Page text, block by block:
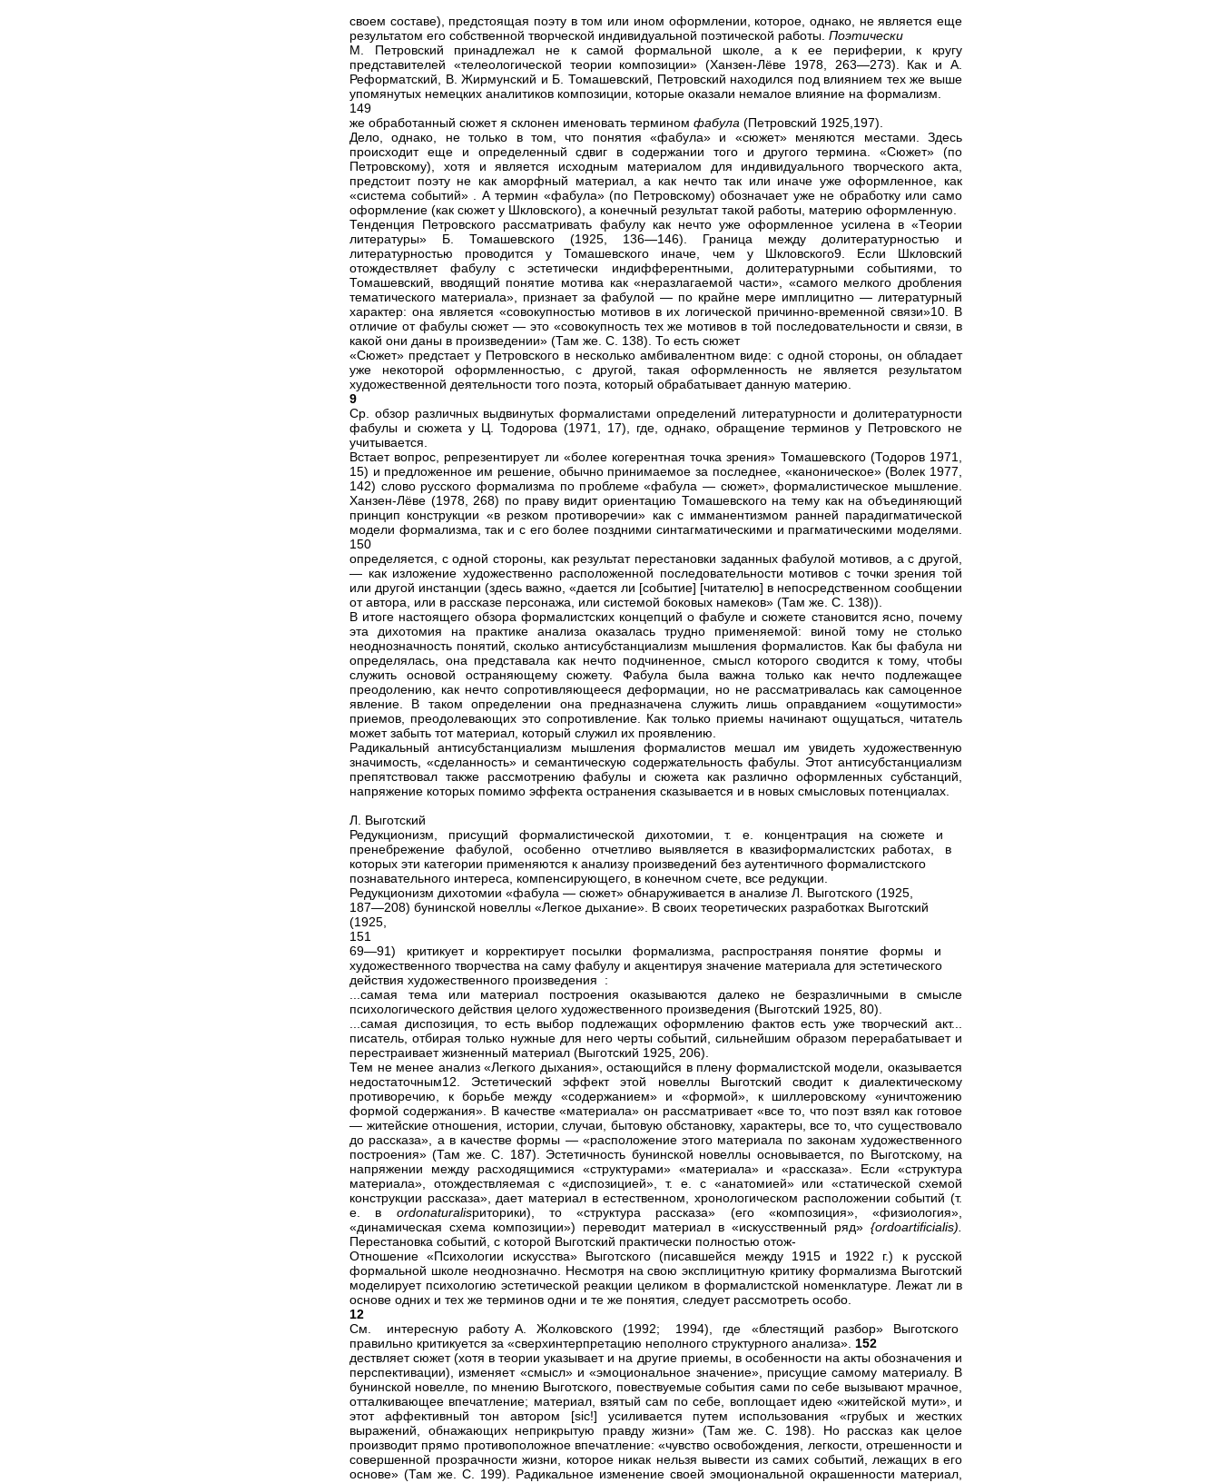
своем составе), предстоящая поэту в том или ином оформлении, которое, однако, не является еще
результатом его собственной творческой индивидуальной поэтической работы. Поэтически
М. Петровский принадлежал не к самой формальной школе, а к ее периферии, к кругу
представителей «телеологической теории композиции» (Ханзен-Лёве 1978, 263—273). Как и А.
Реформатский, В. Жирмунский и Б. Томашевский, Петровский находился под влиянием тех же выше
упомянутых немецких аналитиков композиции, которые оказали немалое влияние на формализм.
149
же обработанный сюжет я склонен именовать термином фабула (Петровский 1925,197).
Дело, однако, не только в том, что понятия «фабула» и «сюжет» меняются местами. Здесь
происходит еще и определенный сдвиг в содержании того и другого термина. «Сюжет» (по
Петровскому), хотя и является исходным материалом для индивидуального творческого акта,
предстоит поэту не как аморфный материал, а как нечто так или иначе уже оформленное, как
«система событий» . А термин «фабула» (по Петровскому) обозначает уже не обработку или само
оформление (как сюжет у Шкловского), а конечный результат такой работы, материю оформленную.
Тенденция Петровского рассматривать фабулу как нечто уже оформленное усилена в «Теории
литературы» Б. Томашевского (1925, 136—146). Граница между долитературностью и
литературностью проводится у Томашевского иначе, чем у Шкловского9. Если Шкловский
отождествляет фабулу с эстетически индифферентными, долитературными событиями, то
Томашевский, вводящий понятие мотива как «неразлагаемой части», «самого мелкого дробления
тематического материала», признает за фабулой — по крайне мере имплицитно — литературный
характер: она является «совокупностью мотивов в их логической причинно-временной связи»10. В
отличие от фабулы сюжет — это «совокупность тех же мотивов в той последовательности и связи, в
какой они даны в произведении» (Там же. С. 138). То есть сюжет
«Сюжет» предстает у Петровского в несколько амбивалентном виде: с одной стороны, он обладает
уже некоторой оформленностью, с другой, такая оформленность не является результатом
художественной деятельности того поэта, который обрабатывает данную материю.
9
Ср. обзор различных выдвинутых формалистами определений литературности и долитературности
фабулы и сюжета у Ц. Тодорова (1971, 17), где, однако, обращение терминов у Петровского не
учитывается.
Встает вопрос, репрезентирует ли «более когерентная точка зрения» Томашевского (Тодоров 1971,
15) и предложенное им решение, обычно принимаемое за последнее, «каноническое» (Волек 1977,
142) слово русского формализма по проблеме «фабула — сюжет», формалистическое мышление.
Ханзен-Лёве (1978, 268) по праву видит ориентацию Томашевского на тему как на объединяющий
принцип конструкции «в резком противоречии» как с имманентизмом ранней парадигматической
модели формализма, так и с его более поздними синтагматическими и прагматическими моделями.
150
определяется, с одной стороны, как результат перестановки заданных фабулой мотивов, а с другой,
— как изложение художественно расположенной последовательности мотивов с точки зрения той
или другой инстанции (здесь важно, «дается ли [событие] [читателю] в непосредственном сообщении
от автора, или в рассказе персонажа, или системой боковых намеков» (Там же. С. 138)).
В итоге настоящего обзора формалистских концепций о фабуле и сюжете становится ясно, почему
эта дихотомия на практике анализа оказалась трудно применяемой: виной тому не столько
неоднозначность понятий, сколько антисубстанциализм мышления формалистов. Как бы фабула ни
определялась, она представала как нечто подчиненное, смысл которого сводится к тому, чтобы
служить основой остраняющему сюжету. Фабула была важна только как нечто подлежащее
преодолению, как нечто сопротивляющееся деформации, но не рассматривалась как самоценное
явление. В таком определении она предназначена служить лишь оправданием «ощутимости»
приемов, преодолевающих это сопротивление. Как только приемы начинают ощущаться, читатель
может забыть тот материал, который служил их проявлению.
Радикальный антисубстанциализм мышления формалистов мешал им увидеть художественную
значимость, «сделанность» и семантическую содержательность фабулы. Этот антисубстанциализм
препятствовал также рассмотрению фабулы и сюжета как различно оформленных субстанций,
напряжение которых помимо эффекта остранения сказывается и в новых смысловых потенциалах.
Л. Выготский
Редукционизм, присущий формалистической дихотомии, т. е. концентрация на сюжете и
пренебрежение фабулой, особенно отчетливо выявляется в квазиформалистских работах, в
которых эти категории применяются к анализу произведений без аутентичного формалистского
познавательного интереса, компенсирующего, в конечном счете, все редукции.
Редукционизм дихотомии «фабула — сюжет» обнаруживается в анализе Л. Выготского (1925,
187—208) бунинской новеллы «Легкое дыхание». В своих теоретических разработках Выготский
(1925,
151
69—91) критикует и корректирует посылки формализма, распространяя понятие формы и
художественного творчества на саму фабулу и акцентируя значение материала для эстетического
действия художественного произведения :
...самая тема или материал построения оказываются далеко не безразличными в смысле
психологического действия целого художественного произведения (Выготский 1925, 80).
...самая диспозиция, то есть выбор подлежащих оформлению фактов есть уже творческий акт...
писатель, отбирая только нужные для него черты событий, сильнейшим образом перерабатывает и
перестраивает жизненный материал (Выготский 1925, 206).
Тем не менее анализ «Легкого дыхания», остающийся в плену формалистской модели, оказывается
недостаточным12. Эстетический эффект этой новеллы Выготский сводит к диалектическому
противоречию, к борьбе между «содержанием» и «формой», к шиллеровскому «уничтожению
формой содержания». В качестве «материала» он рассматривает «все то, что поэт взял как готовое
— житейские отношения, истории, случаи, бытовую обстановку, характеры, все то, что существовало
до рассказа», а в качестве формы — «расположение этого материала по законам художественного
построения» (Там же. С. 187). Эстетичность бунинской новеллы основывается, по Выготскому, на
напряжении между расходящимися «структурами» «материала» и «рассказа». Если «структура
материала», отождествляемая с «диспозицией», т. е. с «анатомией» или «статической схемой
конструкции рассказа», дает материал в естественном, хронологическом расположении событий (т.
е. в ordonaturalisриторики), то «структура рассказа» (его «композиция», «физиология»,
«динамическая схема композиции») переводит материал в «искусственный ряд» {ordoartificialis).
Перестановка событий, с которой Выготский практически полностью отож-
Отношение «Психологии искусства» Выготского (писавшейся между 1915 и 1922 г.) к русской
формальной школе неоднозначно. Несмотря на свою эксплицитную критику формализма Выготский
моделирует психологию эстетической реакции целиком в формалистской номенклатуре. Лежат ли в
основе одних и тех же терминов одни и те же понятия, следует рассмотреть особо.
12
См. интересную работу А. Жолковского (1992; 1994), где «блестящий разбор» Выготского
правильно критикуется за «сверхинтерпретацию неполного структурного анализа». 152
дествляет сюжет (хотя в теории указывает и на другие приемы, в особенности на акты обозначения и
перспективации), изменяет «смысл» и «эмоциональное значение», присущие самому материалу. В
бунинской новелле, по мнению Выготского, повествуемые события сами по себе вызывают мрачное,
отталкивающее впечатление; материал, взятый сам по себе, воплощает идею «житейской мути», и
этот аффективный тон автором [sic!] усиливается путем использования «грубых и жестких
выражений, обнажающих неприкрытую правду жизни» (Там же. С. 198). Но рассказ как целое
производит прямо противоположное впечатление: «чувство освобождения, легкости, отрешенности и
совершенной прозрачности жизни, которое никак нельзя вывести из самих событий, лежащих в его
основе» (Там же. С. 199). Радикальное изменение своей эмоциональной окрашенности материал,